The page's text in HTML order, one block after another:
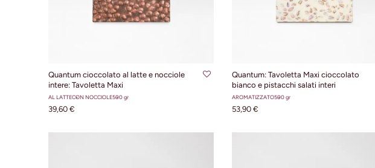
Quantum cioccolato al latte e nocciole
intere: Tavoletta Maxi
AL LATTECON NOCCIOLE500 gr
39,60 €
Quantum: Tavoletta Maxi cioccolato
bianco e pistacchi salati interi
AROMATIZZATO500 gr
53,90 €